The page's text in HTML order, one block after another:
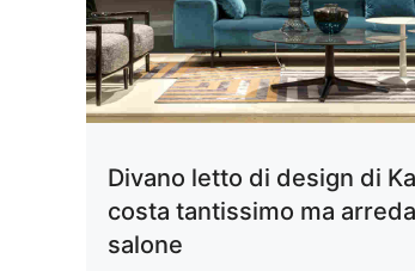
Divano letto di design di
costa tantissimo ma
salone